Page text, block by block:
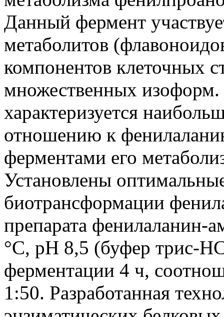
Данный фермент
метаболитов
компонентов клеточных
множественных
характеризуется
отношению к
ферментами его
Установлены
биотрансформации
препарата фенилаланин-
°С, pH 8,5 (буфер трис-
ферментации 4 ч,
1:50. Разработанная